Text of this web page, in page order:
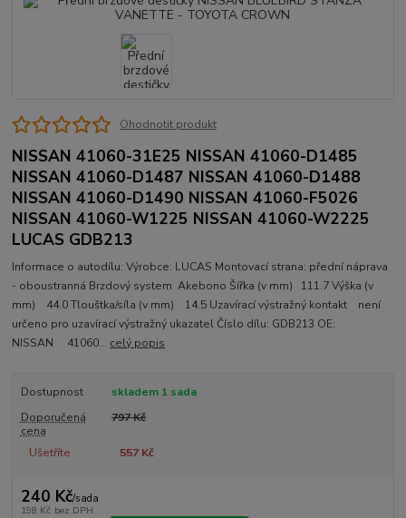
Ohodnotit produkt
NISSAN 41060-31E25 NISSAN 41060-D1485
NISSAN 41060-D1487 NISSAN 41060-D1488
NISSAN 41060-D1490 NISSAN 41060-F5026
NISSAN 41060-W1225 NISSAN 41060-W2225
LUCAS GDB213
Informace o autodílu: Výrobce: LUCAS Montovací strana: přední náprava
- oboustranná Brzdový system Akebono Šířka (v mm) 111.7 Výška (v
mm) 44.0 Tlouštka/síla (v mm) 14.5 Uzavírací výstražný kontakt není
určeno pro uzavírací výstražný ukazatel Číslo dílu: GDB213 OE:
NISSAN 41060... celý popis
Dostupnost
skladem 1 sada
Doporučená
cena
797 Kč
Ušetříte 557 Kč
240 Kč/sada
198 Kč bez DPH